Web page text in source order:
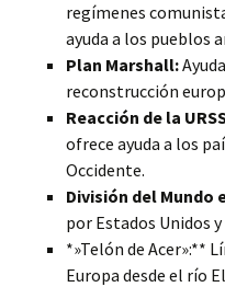
regímenes
ayuda a los pueblos
Plan Marshall:
reconstrucción
Reacción de la
ofrece ayuda a los
Occidente.
División del Mundo
por Estados Unidos
*»Telón de Acer»:**
Europa desde el río